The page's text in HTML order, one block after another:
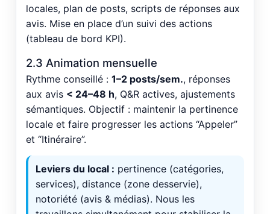
locales, plan de posts, scripts de réponses aux
avis. Mise en place d’un suivi des actions
(tableau de bord KPI).
2.3 Animation mensuelle
Rythme conseillé : 1–2 posts/sem., réponses
aux avis < 24–48 h, Q&R actives, ajustements
sémantiques. Objectif : maintenir la pertinence
locale et faire progresser les actions “Appeler”
et “Itinéraire”.
Leviers du local : pertinence (catégories,
services), distance (zone desservie),
notoriété (avis & médias). Nous les